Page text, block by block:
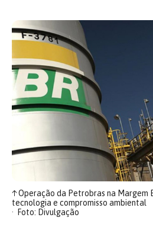
↑Operação da Petrobras na Margem
tecnologia e compromisso ambiental
Foto: Divulgação